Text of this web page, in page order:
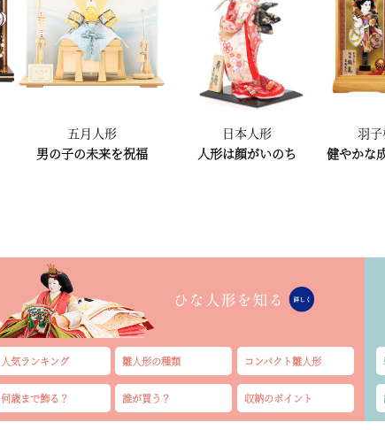
五月人形
男の子の未来を祝福
日本人形
人形は顔がいのち
羽
健やかな
人気ランキング 雛人形の種類 コンパクト雛人形
何歳まで飾る？ 誰が買う？ 収納のポイント